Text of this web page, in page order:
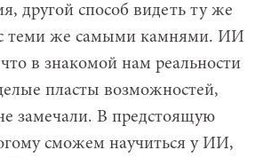
другой способ видеть ту же
теми же самыми камнями. ИИ
в знакомой нам реальности
пласты возможностей,
замечали. В предстоящую
сможем научиться у ИИ,